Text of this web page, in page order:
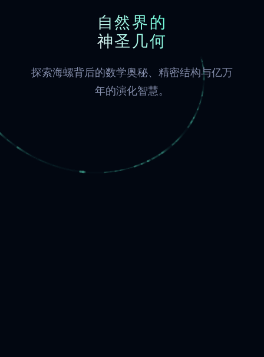
自然界的
神圣几何
探索海螺背后的数学奥秘、精密结构与亿万
年的演化智慧。